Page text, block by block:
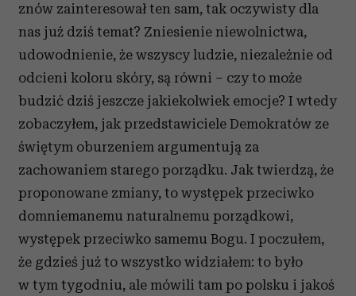
znów zainteresował ten sam, tak oczywisty dla
nas już dziś temat? Zniesienie niewolnictwa,
udowodnienie, że wszyscy ludzie, niezależnie od
odcieni koloru skóry, są równi – czy to może
budzić dziś jeszcze jakiekolwiek emocje? I wtedy
zobaczyłem, jak przedstawiciele Demokratów ze
świętym oburzeniem argumentują za
zachowaniem starego porządku. Jak twierdzą, że
proponowane zmiany, to występek przeciwko
domniemanemu naturalnemu porządkowi,
występek przeciwko samemu Bogu. I poczułem,
że gdzieś już to wszystko widziałem: to było
w tym tygodniu, ale mówili tam po polsku i jakoś